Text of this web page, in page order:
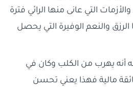
التي عانى منها الرائي فترة
والنعم الوفيرة التي يحصل
أنه يهرب من الكلب وكان في
مالية فهذا يعني تحسن